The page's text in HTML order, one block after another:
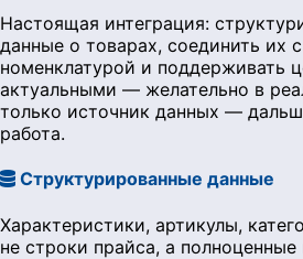
Настоящая интеграция:
данные о товарах, соединить их
номенклатурой и поддерживать
актуальными — желательно в
только источник данных —
работа.
Структурированные данные
Характеристики, артикулы,
не строки прайса, а полноценные